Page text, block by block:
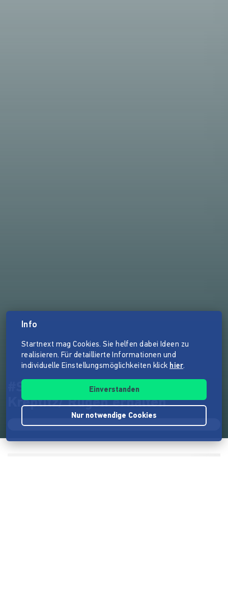
#SAVEKREPTITZ // Surfspot
Kreptitz/ Rügen erhalten
Info
Startnext mag Cookies. Sie helfen dabei Ideen zu
realisieren. Für detaillierte Informationen und
individuelle Einstellungsmöglichkeiten klick hier.
Einverstanden
Nur notwendige Cookies